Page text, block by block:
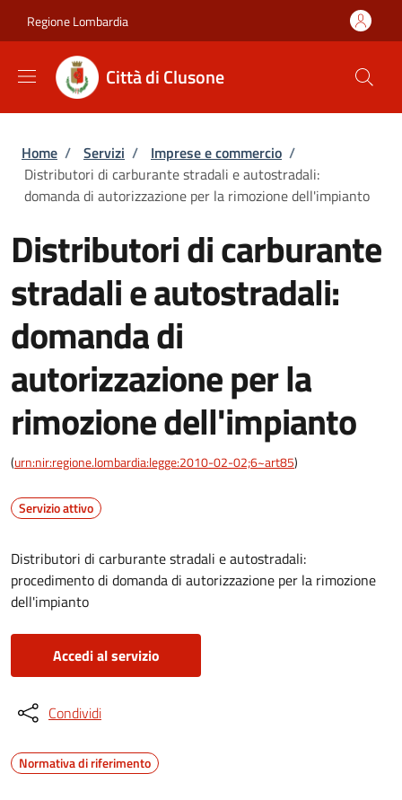
Regione Lombardia
Città di Clusone
Briciole di pane
Home / Servizi / Imprese e commercio /
Distributori di carburante stradali e autostradali:
domanda di autorizzazione per la rimozione dell'impianto
Distributori di carburante
stradali e autostradali:
domanda di
autorizzazione per la
rimozione dell'impianto
(urn:nir:regione.lombardia:legge:2010-02-02;6~art85)
Servizio attivo
Distributori di carburante stradali e autostradali:
procedimento di domanda di autorizzazione per la rimozione
dell'impianto
Accedi al servizio
Condividi
Normativa di riferimento